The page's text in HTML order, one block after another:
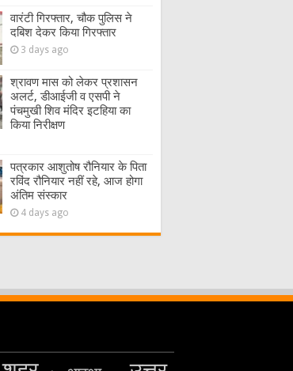
वारंटी गिरफ्तार, चौक पुलिस ने
दबिश देकर किया गिरफ्तार
3 days ago
श्रावण मास को लेकर प्रशासन
अलर्ट, डीआईजी व एसपी ने
पंचमुखी शिव मंदिर इटहिया का
किया निरीक्षण
पत्रकार आशुतोष रौनियार के पिता
रविंद रौनियार नहीं रहे, आज होगा
अंतिम संस्कार
4 days ago